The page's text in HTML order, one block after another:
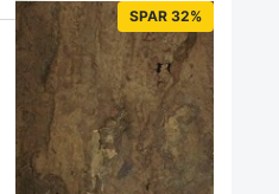
SPAR 32%